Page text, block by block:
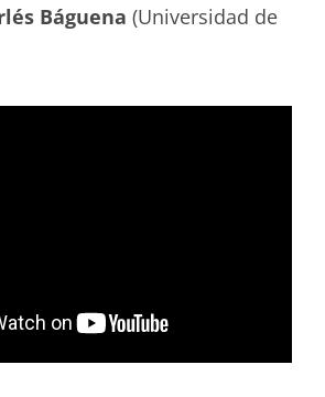
Báguena (Universidad de